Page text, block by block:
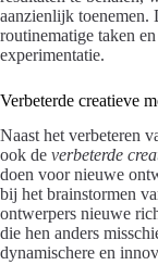
aanzienlijk toenemen.
routinematige taken
experimentatie.
Verbeterde creatieve
Naast het verbeteren
ook de verbeterde
doen voor nieuwe
bij het brainstormen
ontwerpers nieuwe
die hen anders
dynamischere en